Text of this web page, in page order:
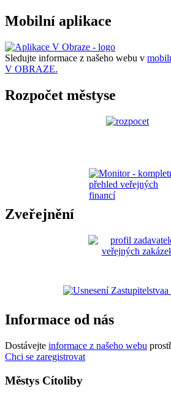
Mobilní aplikace
Sledujte informace z našeho webu v
V OBRAZE.
Rozpočet městyse
Zveřejnění
Informace od nás
Dostávejte informace z našeho webu
Chci se zaregistrovat
Městys Cítoliby